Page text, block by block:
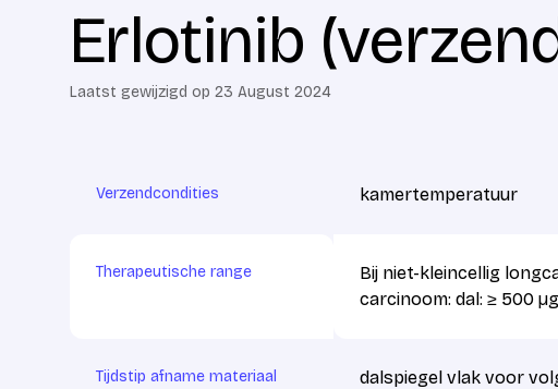
Erlotinib
Laatst gewijzigd op 23 August 2024
Verzendcondities kamertemperatuur
Therapeutische range
Bij niet-kleincellig
carcinoom: dal: ≥ 500
Tijdstip afname materiaal dalspiegel vlak voor